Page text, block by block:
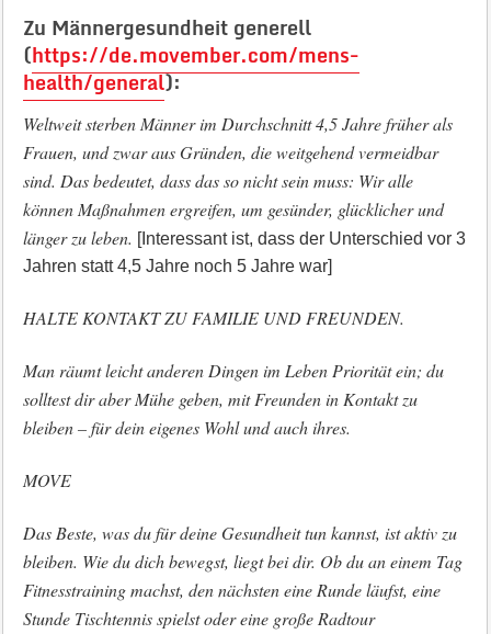
Zu Männergesundheit generell
(https://de.movember.com/mens-
health/general):
Weltweit sterben Männer im Durchschnitt 4,5 Jahre früher als
Frauen, und zwar aus Gründen, die weitgehend vermeidbar
sind. Das bedeutet, dass das so nicht sein muss: Wir alle
können Maßnahmen ergreifen, um gesünder, glücklicher und
länger zu leben. [Interessant ist, dass der Unterschied vor 3
Jahren statt 4,5 Jahre noch 5 Jahre war]
HALTE KONTAKT ZU FAMILIE UND FREUNDEN.
Man räumt leicht anderen Dingen im Leben Priorität ein; du
solltest dir aber Mühe geben, mit Freunden in Kontakt zu
bleiben – für dein eigenes Wohl und auch ihres.
MOVE
Das Beste, was du für deine Gesundheit tun kannst, ist aktiv zu
bleiben. Wie du dich bewegst, liegt bei dir. Ob du an einem Tag
Fitnesstraining machst, den nächsten eine Runde läufst, eine
Stunde Tischtennis spielst oder eine große Radtour